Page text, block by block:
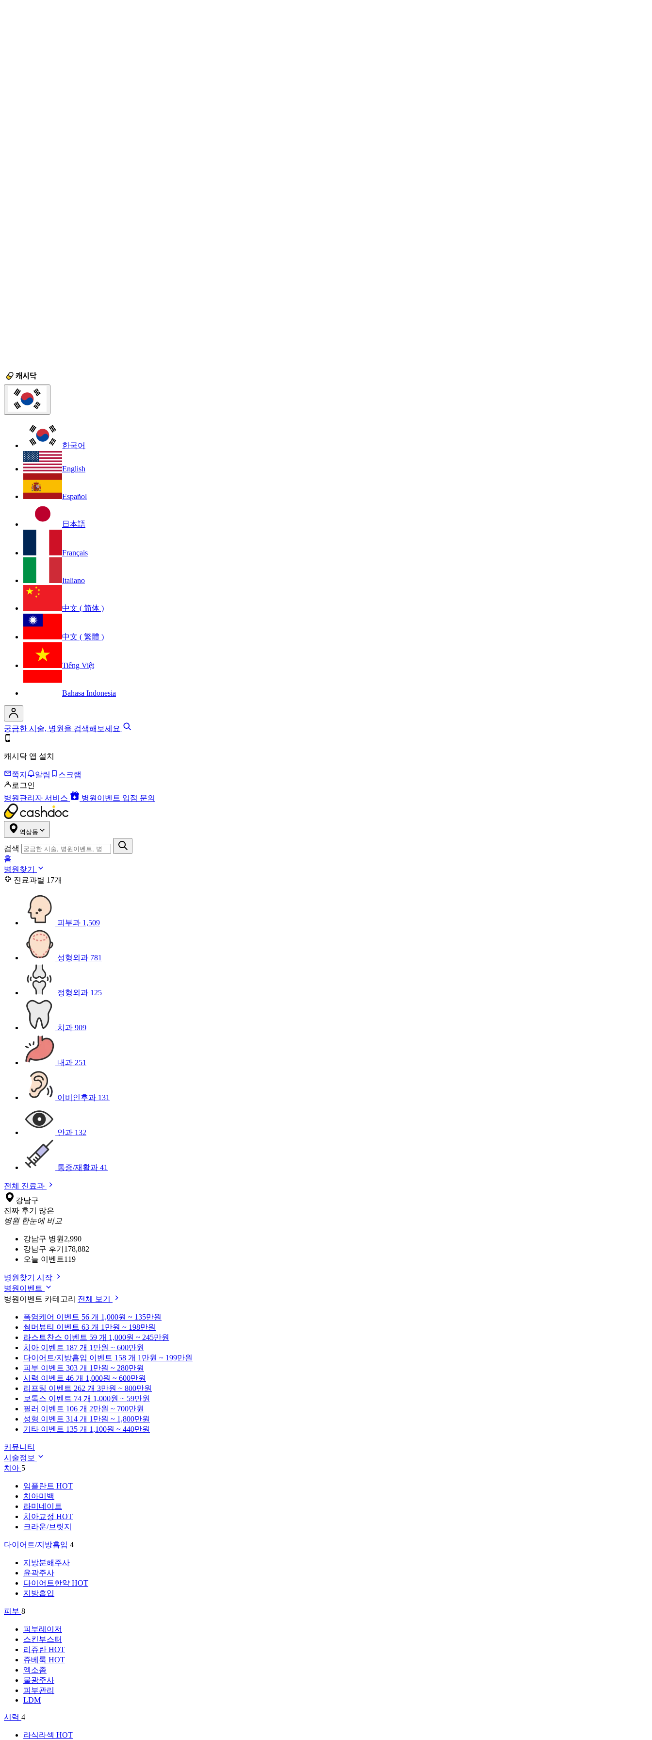
한국어
English
Español
日本語
Français
Italiano
中文 ( 简体 )
中文 ( 繁體 )
Tiếng Việt
Bahasa Indonesia
궁금한 시술, 병원을 검색해보세요
캐시닥 앱 설치
쪽지 알림
스크랩
로그인
병원관리자 서비스
병원이벤트 입점 문의
역삼동
검색
홈
병원찾기
진료과별 17개
피부과 1,509
성형외과 781
정형외과 125
치과 909
내과 251
이비인후과 131
안과 132
통증/재활과 41
전체 진료과
강남구
진짜 후기 많은
병원 한눈에 비교
강남구 병원 2,990
강남구 후기 178,882
오늘 이벤트119
병원찾기 시작
병원이벤트
병원이벤트 카테고리 전체 보기
폭염케어 이벤트 56 개 1,000원 ~ 135만원
썸머뷰티 이벤트 63 개 1만원 ~ 198만원
라스트찬스 이벤트 59 개 1,000원 ~ 245만원
치아 이벤트 187 개 1만원 ~ 600만원
다이어트/지방흡입 이벤트 158 개 1만원 ~ 199만원
피부 이벤트 303 개 1만원 ~ 280만원
시력 이벤트 46 개 1,000원 ~ 600만원
리프팅 이벤트 262 개 3만원 ~ 800만원
보톡스 이벤트 74 개 1,000원 ~ 59만원
필러 이벤트 106 개 2만원 ~ 700만원
성형 이벤트 314 개 1만원 ~ 1,800만원
기타 이벤트 135 개 1,100원 ~ 440만원
커뮤니티
시술정보
치아 5
임플란트 HOT
치아미백
라미네이트
치아교정 HOT
크라운/브릿지
다이어트/지방흡입 4
지방분해주사
윤곽주사
다이어트한약 HOT
지방흡입
피부 8
피부레이저
스킨부스터
리쥬란 HOT
쥬베룩 HOT
엑소좀
물광주사
피부관리
LDM
시력 4
라식라섹 HOT